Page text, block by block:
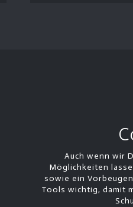
Auch wenn wir
Möglichkeiten
sowie ein
Tools wichtig, damit